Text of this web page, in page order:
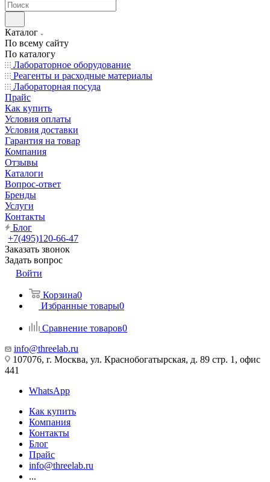
Каталог
По всему сайту
По каталогу
Лабораторное оборудование
Реагенты и расходные материалы
Лабораторная посуда
Прайс
Как купить
Условия оплаты
Условия доставки
Гарантия на товар
Компания
Отзывы
Каталоги
Вопрос-ответ
Бренды
Услуги
Контакты
Блог
+7(495)120-66-47
Заказать звонок
Задать вопрос
Войти
Корзина0
Избранные товары0
Сравнение товаров0
info@threelab.ru
107076, г. Москва, ул. Краснобогатырская, д. 89 стр. 1, офис
441
WhatsApp
Как купить
Компания
Контакты
Блог
Прайс
info@threelab.ru
...